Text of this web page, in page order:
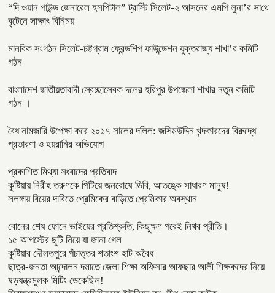
“দি ওয়ান পাউন্ড জেনারেল হসপিটাল” ট্রাস্টি সিলেট-২ আসনের এমপি লুনা’র সা‌থে
বৃটেনে সাক্ষাৎ বিনিময়
মানবিক সংগঠন সিলেট-চট্টগ্রাম ফ্রেন্ডশিপ ফাউন্ডেশন যুক্তরাজ্য শাখা’র কমিটি
গঠন
বাংলাদেশ জাতীয়তাবাদী স্বেচ্ছাসেবক দলের হরিপুর উপজেলা শাখার নতুন কমিটি
গঠন ।
বৈধ নামজারি উপেক্ষা করে ২০১৭ সালের দলিল: জসিমউদ্দিন খন্দকারদের বিরুদ্ধে
প্রতারণা ও হয়রানির অভিযোগ
প্রকাশিত মিথ্যা সংবাদের প্রতিবাদ
কুষ্টিয়ায় নিরীহ তরুণকে পিটিয়ে জনরোষে ডিবি, আতঙ্কে সাধারণ মানুষ!
সলঙ্গায় বিয়ের দাবিতে প্রেমিকের বাড়িতে প্রেমিকার অবস্থান
বোনের শেষ ফোনে ভাইয়ের প্রতিশ্রুতি, কিছুক্ষণ পরেই নিথর প্রীতি।
১৫ আগস্টের ছুটি নিয়ে যা জানা গেল
কুষ্টিয়ার দৌলতপুরে পঁচাত্তর শতাংশ হাট অবৈধ
ছাত্র-জনতা আন্দোলন দমাতে জেলা শিক্ষা অফিসার আফছার আলী শিক্ষকদের নিয়ে
ষড়যন্ত্রমুলক মিটিং ডেকেছিল!